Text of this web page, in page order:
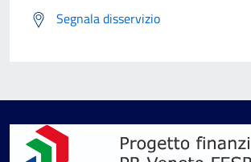
Segnala disservizio